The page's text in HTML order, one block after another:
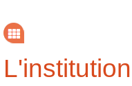
L'institution